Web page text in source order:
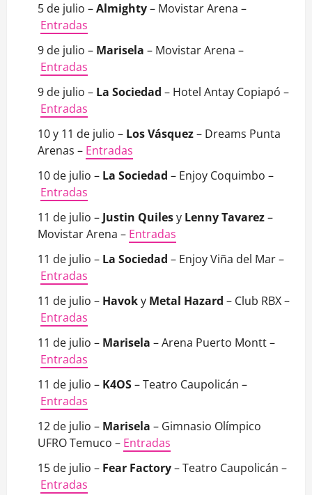
5 de julio –Almighty– Movistar Arena –
Entradas
9 de julio – Marisela – Movistar Arena –
Entradas
9 de julio – La Sociedad – Hotel Antay Copiapó –
Entradas
10 y 11 de julio – Los Vásquez– Dreams Punta
Arenas – Entradas
10 de julio – La Sociedad – Enjoy Coquimbo –
Entradas
11 de julio – Justin Quilesy Lenny Tavarez–
Movistar Arena – Entradas
11 de julio – La Sociedad – Enjoy Viña del Mar –
Entradas
11 de julio – Havoky Metal Hazard – Club RBX –
Entradas
11 de julio – Marisela – Arena Puerto Montt –
Entradas
11 de julio – K4OS– Teatro Caupolicán –
Entradas
12 de julio – Marisela – Gimnasio Olímpico
UFRO Temuco – Entradas
15 de julio – Fear Factory– Teatro Caupolicán –
Entradas